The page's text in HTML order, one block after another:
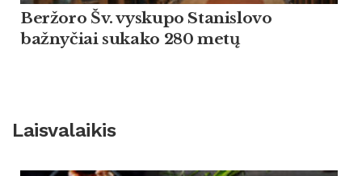
Beržoro Šv. vyskupo Stanislovo
bažnyčiai sukako 280 metų
Laisvalaikis